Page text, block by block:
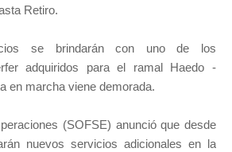
Retiro.
se brindarán con uno de los
adquiridos para el ramal Haedo -
en marcha viene demorada.
(SOFSE) anunció que desde
nuevos servicios adicionales en la